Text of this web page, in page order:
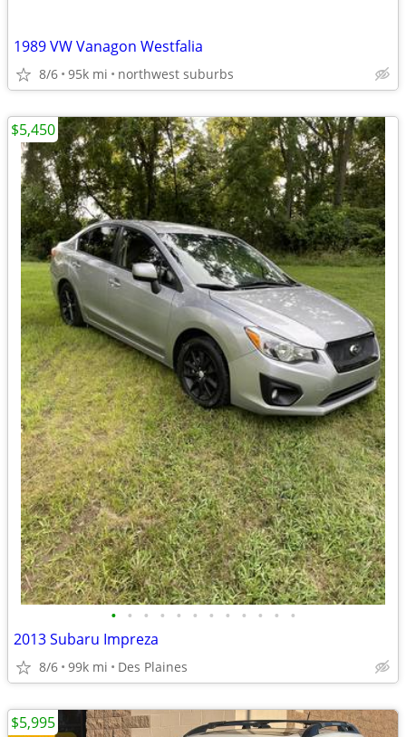
1989 VW Vanagon Westfalia
8/6 95k mi northwest suburbs
• • • • • • • • • • • •
2013 Subaru Impreza
8/6 99k mi Des Plaines
$5,450
$5,995